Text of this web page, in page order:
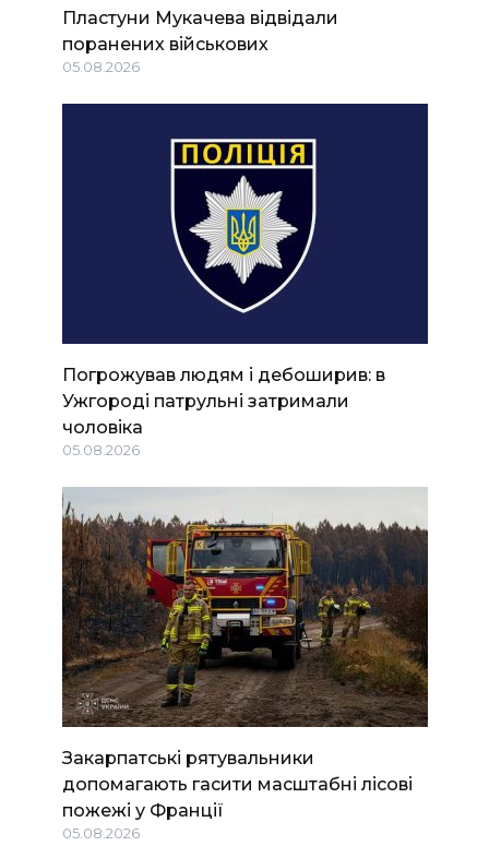
Пластуни Мукачева відвідали
поранених військових
05.08.2026
Погрожував людям і дебоширив: в
Ужгороді патрульні затримали
чоловіка
05.08.2026
Закарпатські рятувальники
допомагають гасити масштабні лісові
пожежі у Франції
05.08.2026